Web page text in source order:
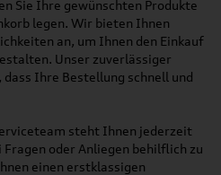
Sie Ihre gewünschten Produkte
legen. Wir bieten Ihnen
an, um Ihnen den Einkauf
Unser zuverlässiger
Ihre Bestellung schnell und
steht Ihnen jederzeit
oder Anliegen behilflich zu
einen erstklassigen